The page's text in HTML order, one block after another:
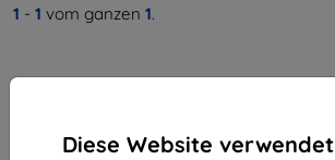
Diese Website verwendet
1 - 1 vom ganzen 1.